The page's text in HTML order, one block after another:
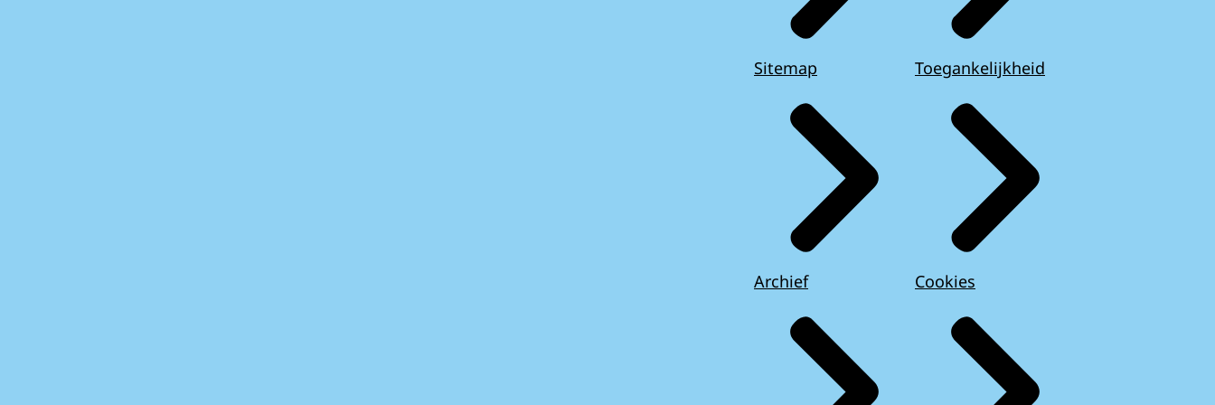
Sitemap
Archief
Toegankelijkheid
Cookies